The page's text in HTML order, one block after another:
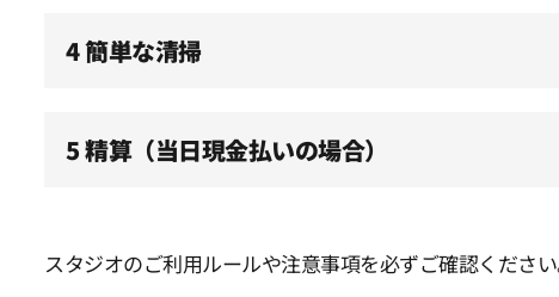
13:00
4 簡単な清掃
5 精算（当日現金払いの場合）
スタジオのご利用ルールや注意事項を必ずご確認ください